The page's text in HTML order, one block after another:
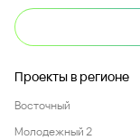
Проекты в регионе
Восточный
Молодежный 2